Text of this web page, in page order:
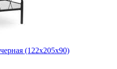
(122x205x90)